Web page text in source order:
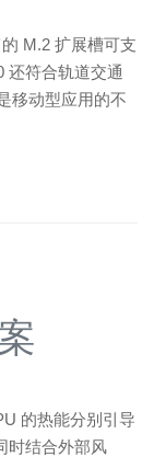
M.2 扩展槽可支
还符合轨道交通
移动型应用的不
的热能分别引导
时结合外部风